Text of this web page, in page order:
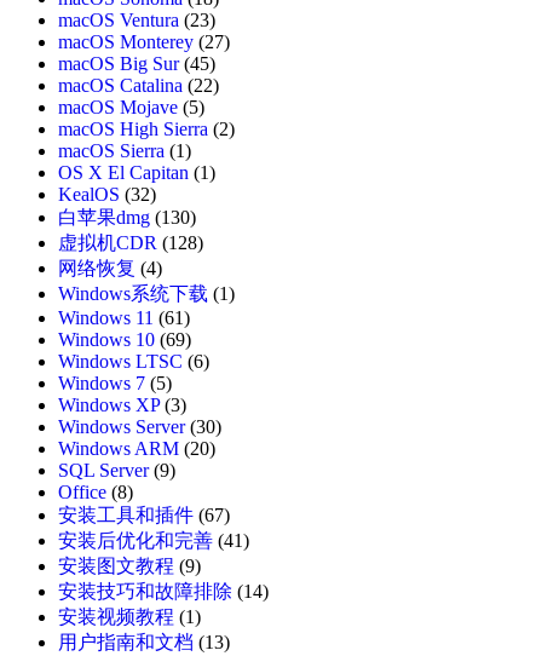
macOS Ventura (23)
macOS Monterey (27)
macOS Big Sur(45)
macOS Catalina (22)
macOS Mojave (5)
macOS High Sierra (2)
macOS Sierra (1)
OS X El Capitan (1)
KealOS (32)
白苹果dmg (130)
虚拟机CDR (128)
网络恢复 (4)
Windows系统下载 (1)
Windows 11 (61)
Windows 10 (69)
Windows LTSC (6)
Windows 7 (5)
Windows XP(3)
Windows Server(30)
Windows ARM (20)
SQL Server(9)
Office (8)
安装工具和插件 (67)
安装后优化和完善 (41)
安装图文教程 (9)
安装技巧和故障排除 (14)
安装视频教程 (1)
用户指南和文档 (13)